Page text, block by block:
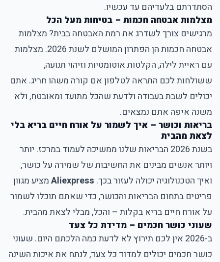
הסתדרתם בלעדיהם עד עכשיו.
מצלמות אבטחה חכמות – בטיחות מעל הכל
מרגישים צורך לשדרג את רמת האבטחה בבית? מצלמות
אבטחה חכמות הן הפתרון המושלם לשנת 2026. מצלמות
עם ראיית לילה, הקלטות אוטומטיות וזיהוי תנועה,
ששולחות לכם התראה לטלפון אם קורה משהו חריג. אתם
יכולים לשבת בעבודה ולדעת שהכל מתועד ומאובטח, ולא
משנה איפה אתם נמצאים.
בריאות וכושר – איך לשמור על אורח חיים בריא בלי
לצאת מהבית
בשנת 2026 הבריאות שלנו ממשיכה לעמוד במרכז. יותר
ויותר אנשים מבינים את החשיבות של שמירה על כושר,
ואיך הטכנולוגיה יכולה לעזור בכך. Aliexpressמציע מגוון
פריטים בתחום הבריאות והכושר, כדי שאתם תוכלו לשמור
על אורח חיים בריא בקלות – והכל, מבלי לצאת מהבית.
שעוני כושר חכמים – מדידת כל צעד
ב-2026 אין לכם תירוץ לא לדעת כמה הלכתם היום. שעוני
כושר חכמים יכולים למדוד כל צעד, לנתח את איכות השינה